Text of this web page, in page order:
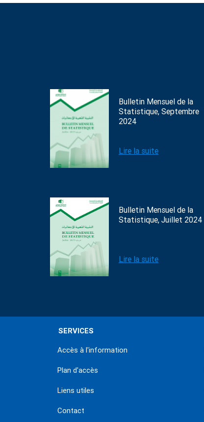
Bulletin Mensuel de la
Statistique, Septembre
2024
Lire la suite
Bulletin Mensuel de la
Statistique, Juillet 2024
Lire la suite
SERVICES
Accès à l'information
Plan d'accès
Liens utiles
Contact